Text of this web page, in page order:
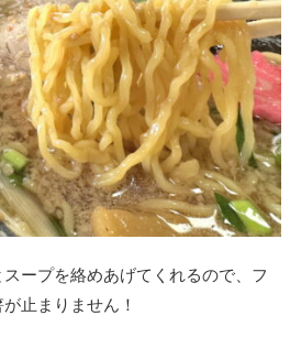
ープを絡めあげてくれるので、フ
止まりません！